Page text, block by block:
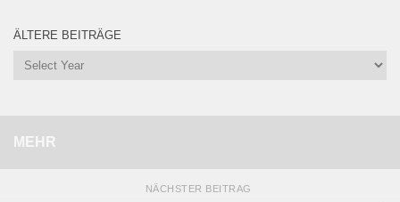
ÄLTERE BEITRÄGE
MEHR
NÄCHSTER BEITRAG